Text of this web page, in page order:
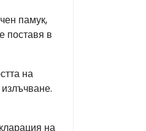
памук,
поставя в
на
на